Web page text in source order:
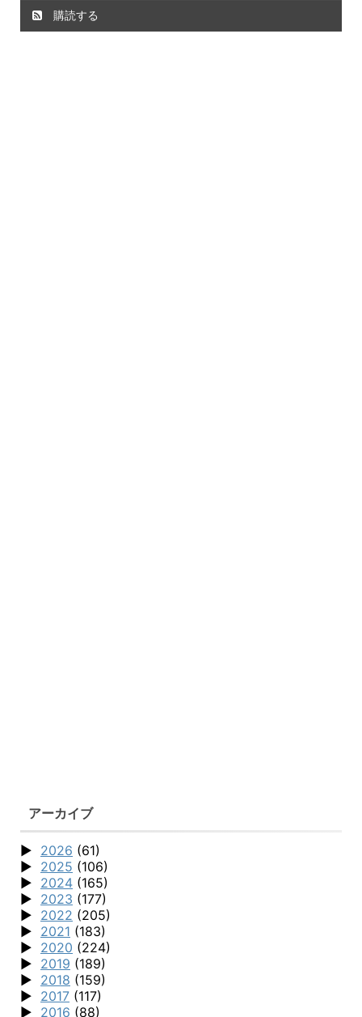
購読する
アーカイブ
2026 (61)
2025 (106)
2024 (165)
2023 (177)
2022 (205)
2021 (183)
2020 (224)
2019 (189)
2018 (159)
2017 (117)
2016 (88)